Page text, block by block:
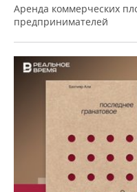
Аренда коммерческих
предпринимателей